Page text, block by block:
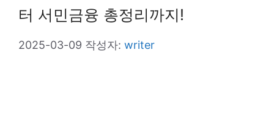
터 서민금융 총정리까지!
2025-03-09 작성자: writer